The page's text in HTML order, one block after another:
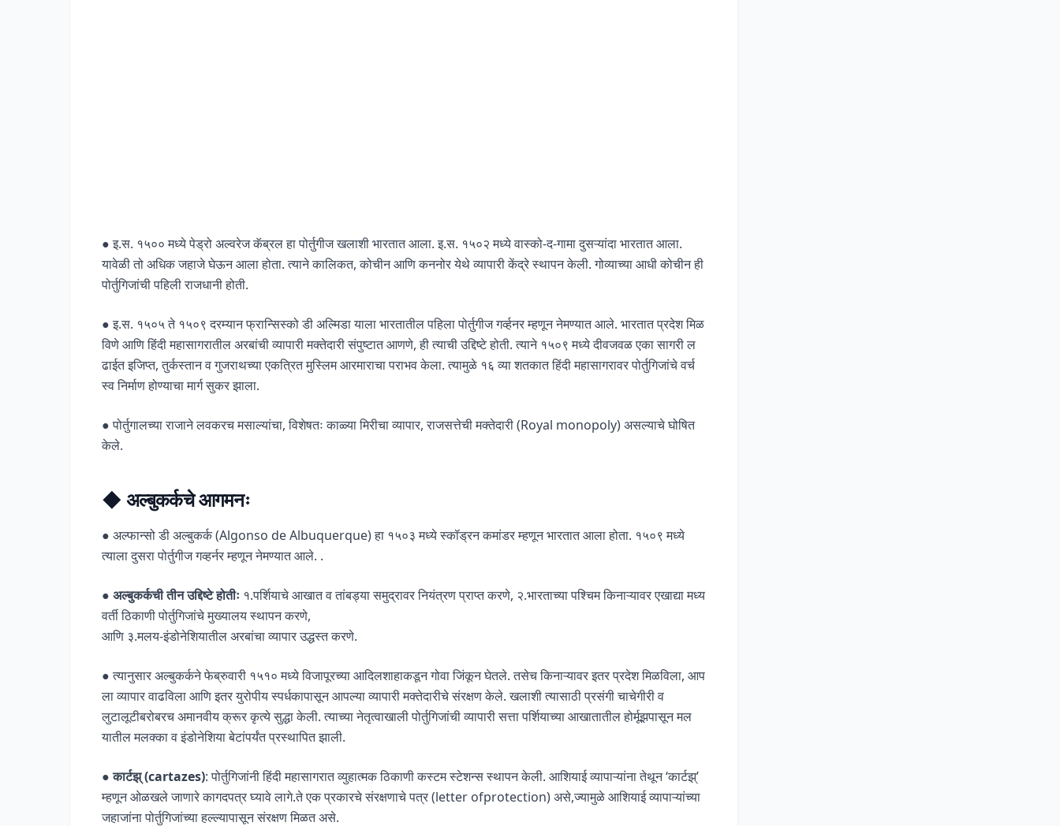
● इ.स. १५०० मध्ये पेड्रो अल्वरेज कॅब्रल हा पोर्तुगीज खलाशी भारतात आला. इ.स. १५०२ मध्ये वास्को-द-गामा दुसऱ्यांदा भारतात आला.
यावेळी तो अधिक जहाजे घेऊन आला होता. त्याने कालिकत, कोचीन आणि कननोर येथे व्यापारी केंद्रे स्थापन केली. गोव्याच्या आधी कोचीन ही
पोर्तुगिजांची पहिली राजधानी होती.
● इ.स. १५०५ ते १५०९ दरम्यान फ्रान्सिस्को डी अल्मिडा याला भारतातील पहिला पोर्तुगीज गर्व्हनर म्हणून नेमण्यात आले. भारतात प्रदेश मिळ
विणे आणि हिंदी महासागरातील अरबांची व्यापारी मक्तेदारी संपुष्टात आणणे, ही त्याची उद्दिष्टे होती. त्याने १५०९ मध्ये दीवजवळ एका सागरी ल
ढाईत इजिप्त, तुर्कस्तान व गुजराथच्या एकत्रित मुस्लिम आरमाराचा पराभव केला. त्यामुळे १६ व्या शतकात हिंदी महासागरावर पोर्तुगिजांचे वर्च
स्व निर्माण होण्याचा मार्ग सुकर झाला.
● पोर्तुगालच्या राजाने लवकरच मसाल्यांचा, विशेषतः काळ्या मिरीचा व्यापार, राजसत्तेची मक्तेदारी (Royal monopoly) असल्याचे घोषित
केले.
◆ अल्बुकर्कचे आगमनः
● अल्फान्सो डी अल्बुकर्क (Algonso de Albuquerque) हा १५०३ मध्ये स्कॉड्रन कमांडर म्हणून भारतात आला होता. १५०९ मध्ये
त्याला दुसरा पोर्तुगीज गव्हर्नर म्हणून नेमण्यात आले. .
● अल्बुकर्कची तीन उद्दिष्टे होतीः १.पर्शियाचे आखात व तांबड्या समुद्रावर नियंत्रण प्राप्त करणे, २.भारताच्या पश्चिम किनाऱ्यावर एखाद्या मध्य
वर्ती ठिकाणी पोर्तुगिजांचे मुख्यालय स्थापन करणे,
आणि ३.मलय-इंडोनेशियातील अरबांचा व्यापार उद्धस्त करणे.
● त्यानुसार अल्बुकर्कने फेब्रुवारी १५१० मध्ये विजापूरच्या आदिलशाहाकडून गोवा जिंकून घेतले. तसेच किनाऱ्यावर इतर प्रदेश मिळविला, आप
ला व्यापार वाढविला आणि इतर युरोपीय स्पर्धकापासून आपल्या व्यापारी मक्तेदारीचे संरक्षण केले. खलाशी त्यासाठी प्रसंगी चाचेगीरी व
लुटालूटीबरोबरच अमानवीय क्रूर कृत्ये सुद्धा केली. त्याच्या नेतृत्वाखाली पोर्तुगिजांची व्यापारी सत्ता पर्शियाच्या आखातातील होर्मूझपासून मल
यातील मलक्का व इंडोनेशिया बेटांपर्यंत प्रस्थापित झाली.
● कार्टझ् (cartazes): पोर्तुगिजांनी हिंदी महासागरात व्युहात्मक ठिकाणी कस्टम स्टेशन्स स्थापन केली. आशियाई व्यापाऱ्यांना तेथून ‘कार्टझ्’
म्हणून ओळखले जाणारे कागदपत्र घ्यावे लागे.ते एक प्रकारचे संरक्षणाचे पत्र (letter ofprotection) असे,ज्यामुळे आशियाई व्यापाऱ्यांच्या
जहाजांना पोर्तुगिजांच्या हल्ल्यापासून संरक्षण मिळत असे.